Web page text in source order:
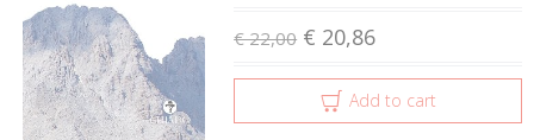
€ 22,00 € 20,86
Add to cart